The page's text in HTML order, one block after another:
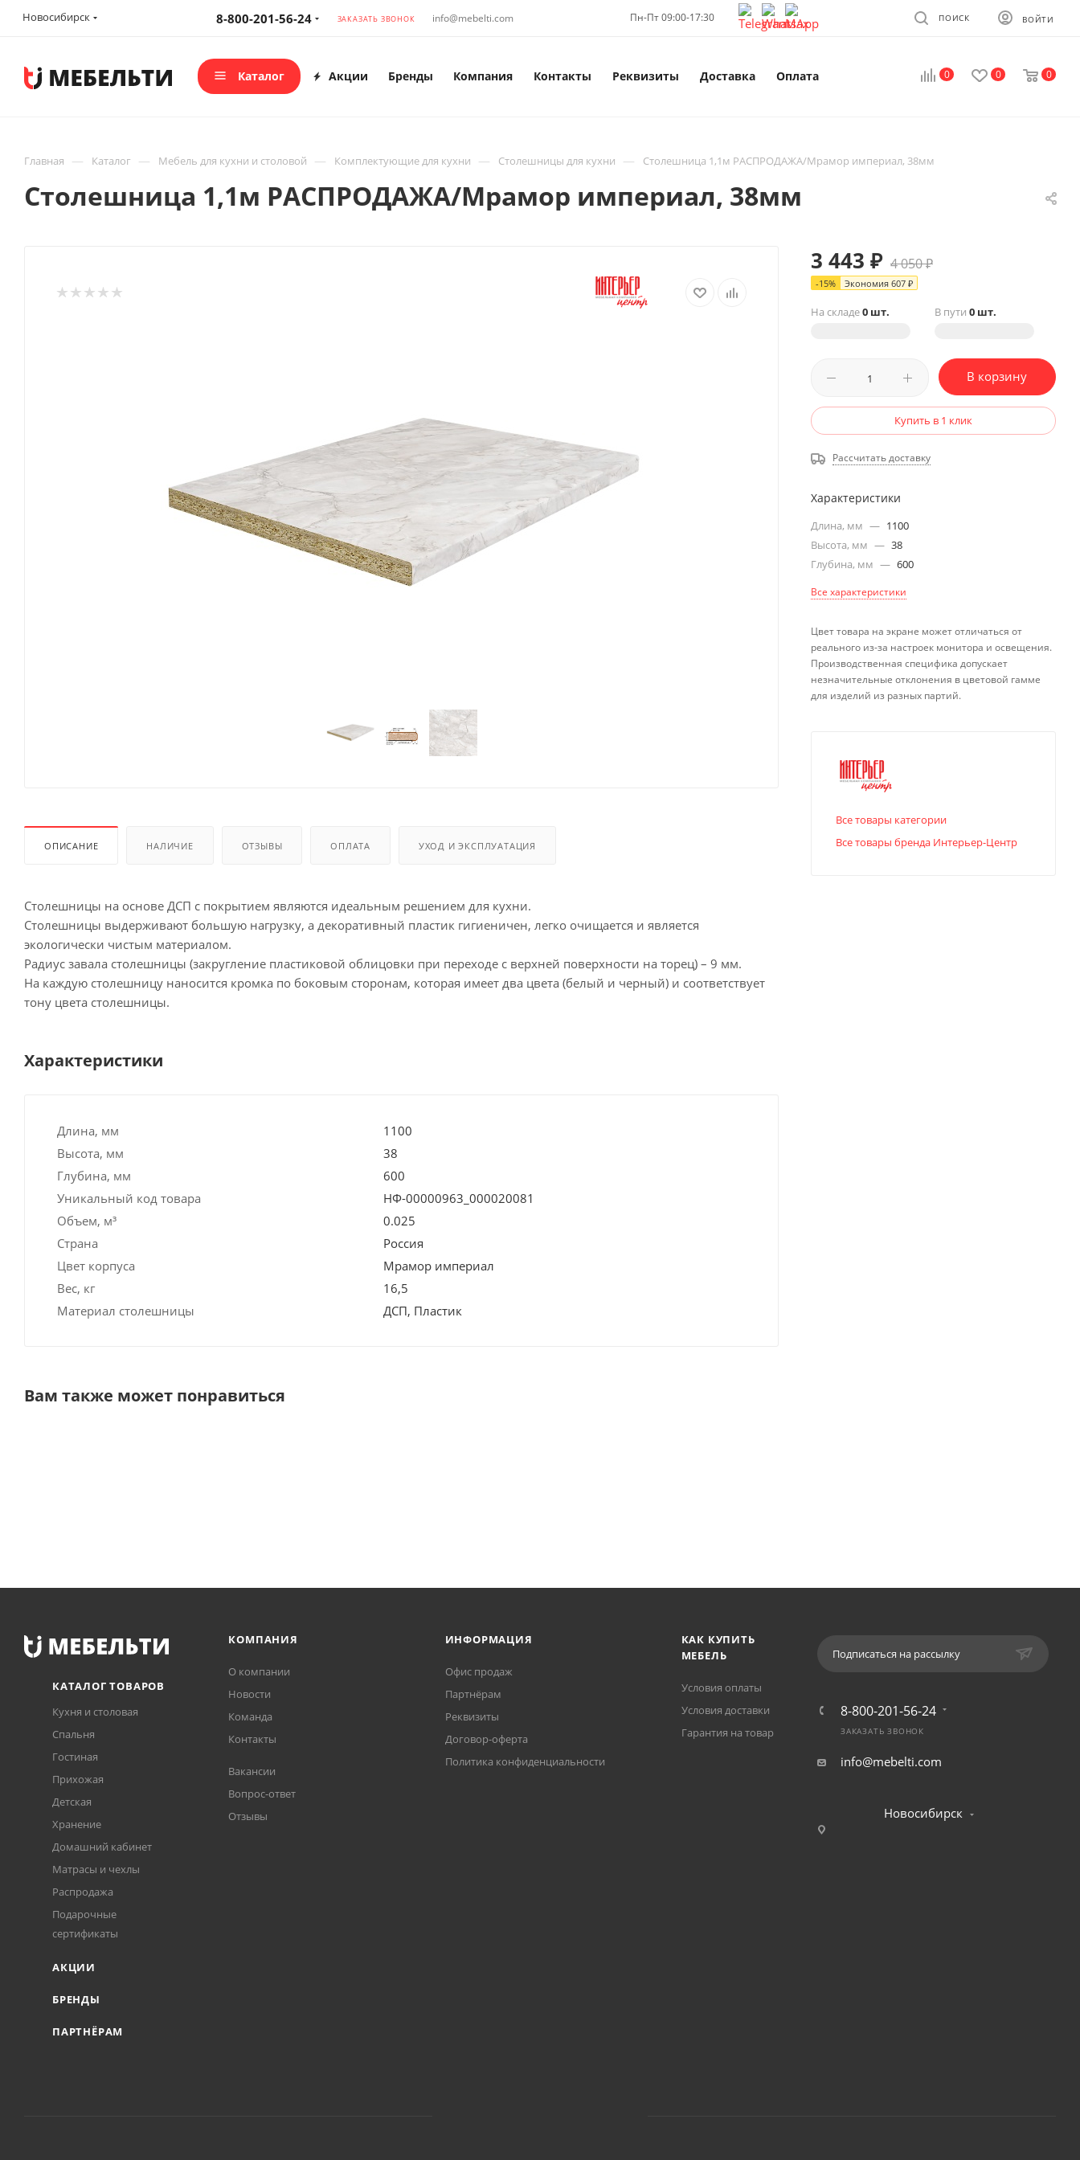
Новосибирск 8-800-201-56-24 ЗАКАЗАТЬ ЗВОНОК info@mebelti.com Пн-Пт 09:00-17:30 ВОЙТИ
ПОИСК
0 0 0
Каталог Акции Бренды Компания Контакты Реквизиты Доставка Оплата
Главная — Каталог — Мебель для кухни и столовой — Комплектующие для кухни — Столешницы для кухни — Столешница 1,1м РАСПРОДАЖА/Мрамор империал, 38мм
Столешница 1,1м РАСПРОДАЖА/Мрамор империал, 38мм
ОПИСАНИЕ НАЛИЧИЕ ОТЗЫВЫ ОПЛАТА УХОД И ЭКСПЛУАТАЦИЯ
Столешницы на основе ДСП с покрытием являются идеальным решением для кухни.
Столешницы выдерживают большую нагрузку, а декоративный пластик гигиеничен, легко очищается и является
экологически чистым материалом.
Радиус завала столешницы (закругление пластиковой облицовки при переходе с верхней поверхности на торец) – 9 мм.
На каждую столешницу наносится кромка по боковым сторонам, которая имеет два цвета (белый и черный) и соответствует
тону цвета столешницы.
Характеристики
Длина, мм
1100
Высота, мм
38
Глубина, мм
600
Уникальный код товара
НФ-00000963_000020081
Объем, м³
0.025
Страна
Россия
Цвет корпуса
Мрамор империал
Вес, кг
16,5
Материал столешницы
ДСП, Пластик
Вам также может понравиться
3 443 ₽ 4 050₽
-15% Экономия 607 ₽
На складе0 шт. В пути 0 шт.
В корзину
Купить в 1 клик
Рассчитать доставку
Характеристики
Длина, мм — 1100
Высота, мм — 38
Глубина, мм — 600
Все характеристики
Цвет товара на экране может отличаться от
реального из-за настроек монитора и освещения.
Производственная специфика допускает
незначительные отклонения в цветовой гамме
для изделий из разных партий.
Все товары категории
Все товары бренда Интерьер-Центр
КАТАЛОГ ТОВАРОВ
Кухня и столовая
Спальня
Гостиная
Прихожая
Детская
Хранение
Домашний кабинет
Матрасы и чехлы
Распродажа
Подарочные
сертификаты
АКЦИИ
БРЕНДЫ
ПАРТНЁРАМ
КОМПАНИЯ
О компании
Новости
Команда
Контакты
Вакансии
Вопрос-ответ
Отзывы
ИНФОРМАЦИЯ
Офис продаж
Партнёрам
Реквизиты
Договор-оферта
Политика конфиденциальности
КАК КУПИТЬ
МЕБЕЛЬ
Условия оплаты
Условия доставки
Гарантия на товар
Подписаться на рассылку
8-800-201-56-24
ЗАКАЗАТЬ ЗВОНОК
info@mebelti.com
Новосибирск